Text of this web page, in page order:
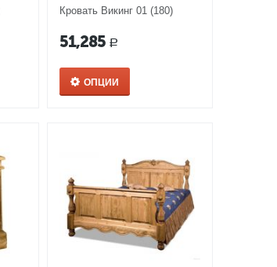
Кровать Викинг 01 (180)
51,285 Р
ОПЦИИ